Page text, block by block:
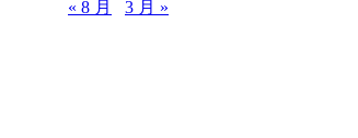
« 8 月
3 月 »